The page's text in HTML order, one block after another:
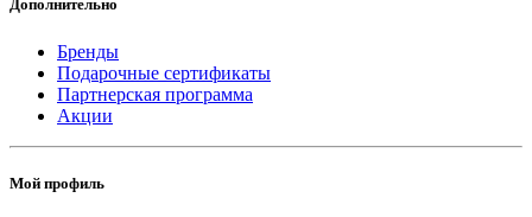
Дополнительно
Бренды
Подарочные сертификаты
Партнерская программа
Акции
Мой профиль